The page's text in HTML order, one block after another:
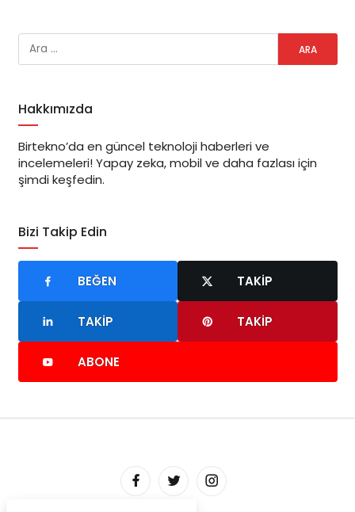
Hakkımızda
Birtekno’da en güncel teknoloji haberleri ve
incelemeleri! Yapay zeka, mobil ve daha fazlası için
şimdi keşfedin.
Bizi Takip Edin
BEĞEN TAKIP
TAKIP TAKIP
ABONE